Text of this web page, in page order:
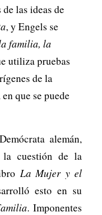
las ideas de
, y Engels se
familia, la
utiliza pruebas
de la
que se puede
alemán,
la cuestión de la
La Mujer y el
esto en su
. Imponentes